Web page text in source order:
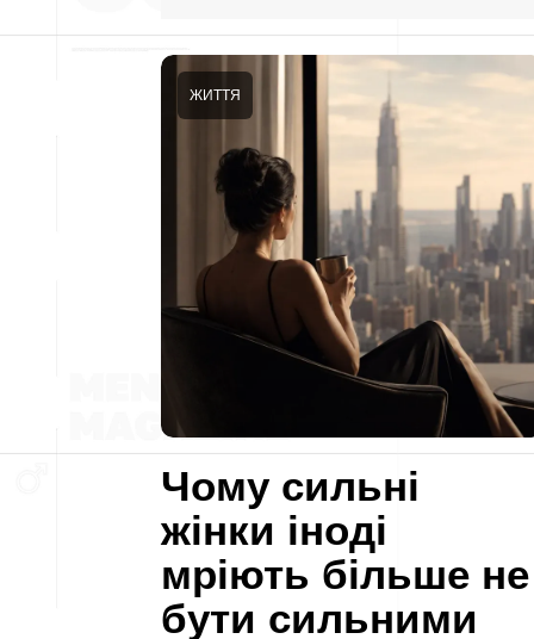
Чому сильні
жінки іноді
мріють більше не
бути сильними
ЖИТТЯ